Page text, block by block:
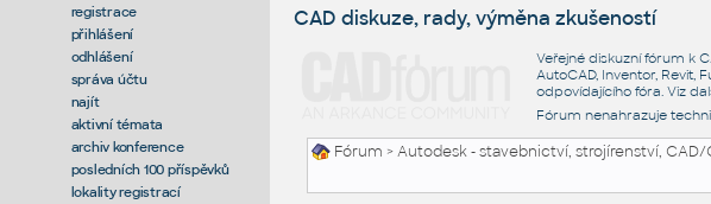
registrace
přihlášení
odhlášení
správa účtu
najít
aktivní témata
archiv konference
posledních 100 příspěvků
lokality registrací
CAD diskuze, rady, výměna zkušeností
Veřejné diskuzní fórum k
AutoCAD, Inventor, Revit,
odpovídajícího fóra. Viz
Fórum nenahrazuje
Fórum >Autodesk - stavebnictví, strojírenství, CAD/